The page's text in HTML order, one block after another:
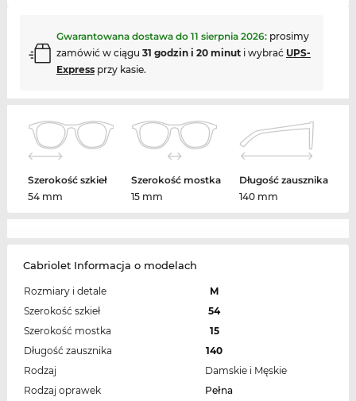
Gwarantowana dostawa do 11 sierpnia 2026: prosimy
zamówić w ciągu 31 godzin i 20 minuti wybrać UPS-
Expressprzy kasie.
Szerokość szkieł
54 mm
Szerokość mostka
15 mm
Długość zausznika
140 mm
Cabriolet Informacja o modelach
Rozmiary i detale
M
Szerokość szkieł
54
Szerokość mostka
15
Długość zausznika
140
Rodzaj
Damskie i Męskie
Rodzaj oprawek
Pełna